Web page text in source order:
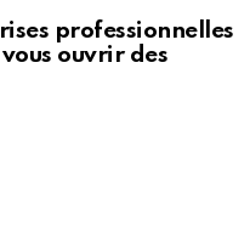
professionnelles
ouvrir des